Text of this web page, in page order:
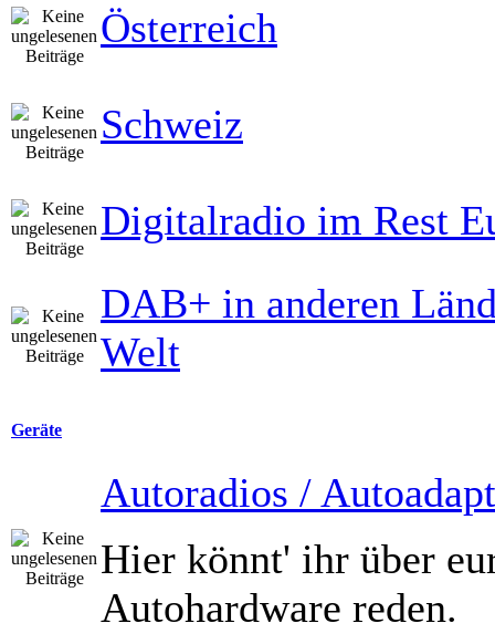
Österreich
Schweiz
Digitalradio im Rest
DAB+ in anderen
Welt
Geräte
Autoradios /
Hier könnt' ihr über
Autohardware reden.